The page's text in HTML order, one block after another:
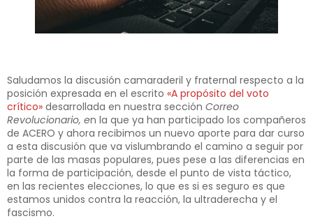
Saludamos la discusión camaraderil y fraternal respecto a la
posición expresada en el escrito «A propósito del voto
crítico» desarrollada en nuestra sección Correo
Revolucionario, en la que ya han participado los compañeros
de ACERO y ahora recibimos un nuevo aporte para dar curso
a esta discusión que va vislumbrando el camino a seguir por
parte de las masas populares, pues pese a las diferencias en
la forma de participación, desde el punto de vista táctico,
en las recientes elecciones, lo que es si es seguro es que
estamos unidos contra la reacción, la ultraderecha y el
fascismo.